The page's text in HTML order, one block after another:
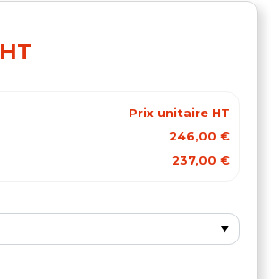
HT
Prix unitaire HT
246,00 €
237,00 €